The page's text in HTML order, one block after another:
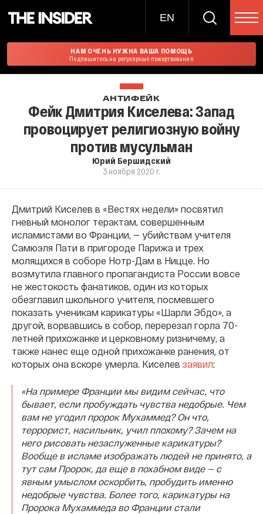
EN
НАМ ОЧЕНЬ НУЖНА ВАША ПОМОЩЬ
Подпишитесь на регулярные пожертвования
АНТИФЕЙК
Фейк Дмитрия Киселева: Запад
провоцирует религиозную войну
против мусульман
Юрий Бершидский
3 ноября 2020 г.
Дмитрий Киселев в «Вестях недели» посвятил
гневный монолог терактам, совершенным
исламистами во Франции, — убийствам учителя
Самюэля Пати в пригороде Парижа и трех
молящихся в соборе Нотр-Дам в Ницце. Но
возмутила главного пропагандиста России вовсе
не жестокость фанатиков, один из которых
обезглавил школьного учителя, посмевшего
показать ученикам карикатуры «Шарли Эбдо», а
другой, ворвавшись в собор, перерезал горла 70-
летней прихожанке и церковному ризничему, а
также нанес еще одной прихожанке ранения, от
которых она вскоре умерла. Киселев заявил:
«На примере Франции мы видим сейчас, что
бывает, если пробуждать чувства недобрые. Чем
вам не угодил пророк Мухаммед? Он что,
террорист, насильник, учил плохому? Зачем на
него рисовать незаслуженные карикатуры?
Вообще в исламе изображать людей не принято, а
тут сам Пророк, да еще в похабном виде — с
явным умыслом оскорбить, пробудить именно
недобрые чувства. Более того, карикатуры на
Пророка Мухаммеда во Франции стали